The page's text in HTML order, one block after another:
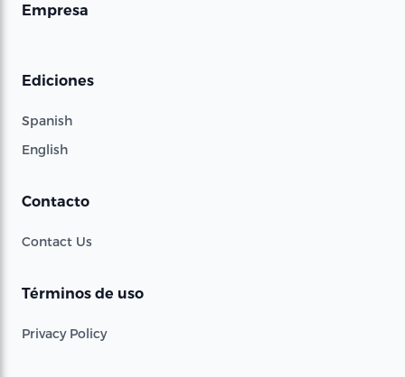
Empresa
Ediciones
Spanish
English
Contacto
Contact Us
Términos de uso
Privacy Policy